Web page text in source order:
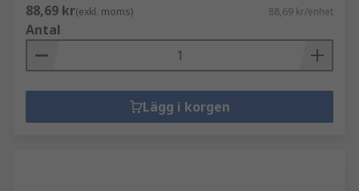
88,69 kr(exkl. moms) 88,69 kr/enhet
Antal
Lägg i korgen